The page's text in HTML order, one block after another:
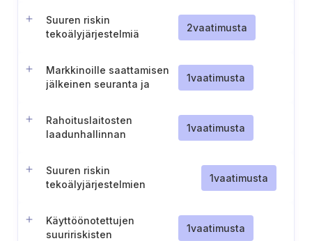
Suuren riskin
tekoälyjärjestelmiä
2vaatimusta
Markkinoille saattamisen
jälkeinen seuranta ja
tekoälyjärjestelmien
osalta
1vaatimusta
Rahoituslaitosten
laadunhallinnan
1vaatimusta
Suuren riskin
tekoälyjärjestelmien
1vaatimusta
Käyttöönotettujen
suuririskisten
1vaatimusta